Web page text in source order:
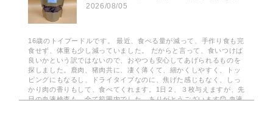
2026/08/05
16歳のトイプードルです。 最近、食べる量が減って、手作り食も完
食せず、体重も少し減っていました。 だからと言って、食いつけば
良いかという訳ではないので、おやつも安心してあげられるものを
探しました。鹿肉、猪肉共に、凄く薄くて、細かくしやすく、トッ
ピングにもなるし、ドライタイプなのに、焦げた感じもなく、しっ
かり肉の香りもして、食べてくれます。1日２、３枚与えますが、先
日の血液検査も、全て範囲内でした。ありがとうございます😊 血液